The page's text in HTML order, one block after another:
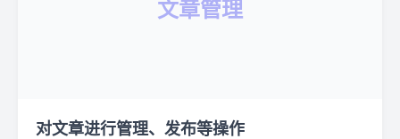
文章管理
对文章进行管理、发布等操作